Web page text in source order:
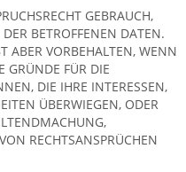
GEBRAUCH,
BETROFFENEN DATEN.
ABER VORBEHALTEN, WENN
GRÜNDE FÜR DIE
DIE IHRE INTERESSEN,
ÜBERWIEGEN, ODER
RECHTSANSPRÜCHEN